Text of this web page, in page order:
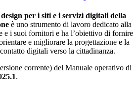
per i siti e i servizi digitali della
è uno strumento di lavoro dedicato alla
e i suoi fornitori e ha l’obiettivo di fornire
e migliorare la progettazione e la
digitali verso la cittadinanza.
corrente) del Manuale operativo di
.